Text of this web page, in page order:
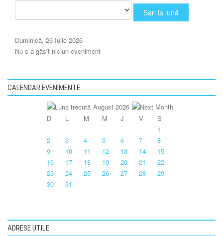
Sari la lună
Duminică, 26 Iulie 2026
Nu s-a găsit niciun eveniment
CALENDAR EVENIMENTE
August 2026
D
L M M J V
S
1
2
3 4 5 6 7
8
9
10 11 12 13 14
15
16
17 18 19 20 21
22
23
24 25 26 27 28
29
30
31
ADRESE UTILE